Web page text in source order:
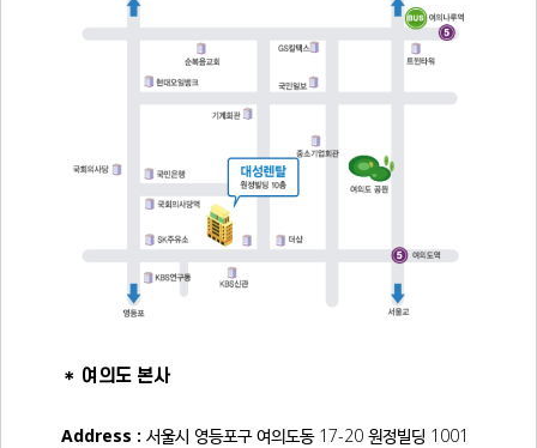
＊ 여의도 본사
Address : 서울시 영등포구 여의도동 17-20 원정빌딩 1001